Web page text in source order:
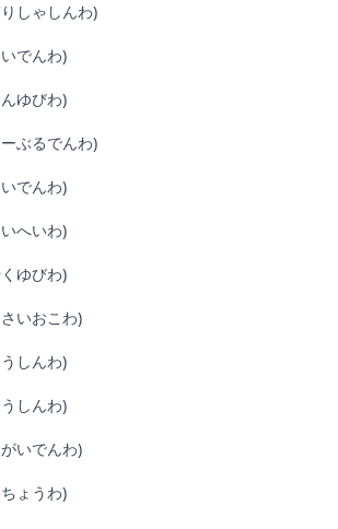
しゃしんわ)
でんわ)
ゆびわ)
ぶるでんわ)
でんわ)
へいわ)
ゆびわ)
いおこわ)
しんわ)
しんわ)
いでんわ)
ょうわ)